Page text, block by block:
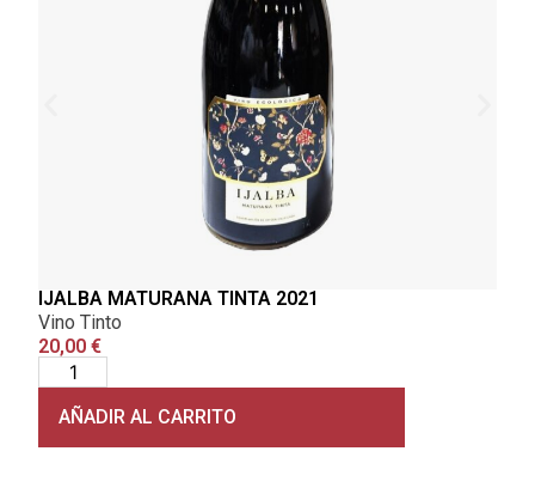
IJALBA MATURANA TINTA 2021
Vino Tinto
20,00 €
AÑADIR AL CARRITO